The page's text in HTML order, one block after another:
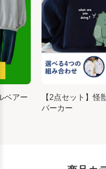
ベアー
【2点セット】怪
パーカー